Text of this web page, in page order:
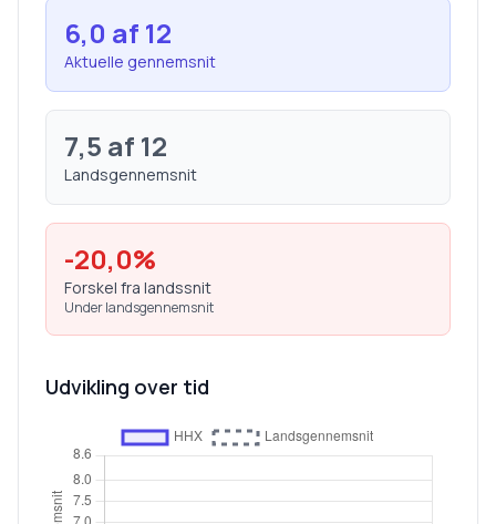
6,0 af 12
Aktuelle gennemsnit
7,5 af 12
Landsgennemsnit
-20,0%
Forskel fra landssnit
Under landsgennemsnit
Udvikling over tid